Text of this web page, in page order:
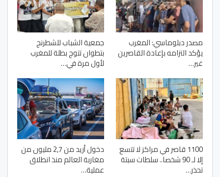
مصدر دبلوماسي: المغرب
يؤكد التزامه بإعادة القاصرين
غير…
جمعية الشباب للشطرنج
بتطوان تتوج بطلة للمغرب
لأول مرة في…
1100 قاصر في مراكز لا تتسع
إلا لـ 90 شخصا.. سلطات سبتة
تحذر…
دخول أزيد من 2,7 مليون من
مغاربة العالم منذ انطلاق
عملية…